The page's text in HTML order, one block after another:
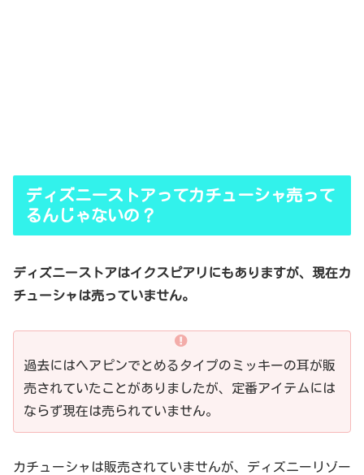
ディズニーストアってカチューシャ売って
るんじゃないの？
ディズニーストアはイクスピアリにもありますが、現在カ
チューシャは売っていません。
過去にはヘアピンでとめるタイプのミッキーの耳が販
売されていたことがありましたが、定番アイテムには
ならず現在は売られていません。
カチューシャは販売されていませんが、ディズニーリゾー